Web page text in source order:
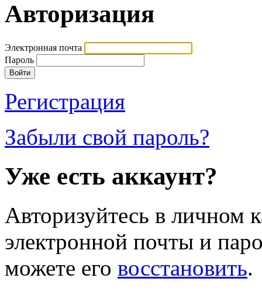
Авторизация
Электронная почта
Пароль
Регистрация
Забыли свой пароль?
Уже есть аккаунт?
Авторизуйтесь в личном
электронной почты и
можете его восстановить.